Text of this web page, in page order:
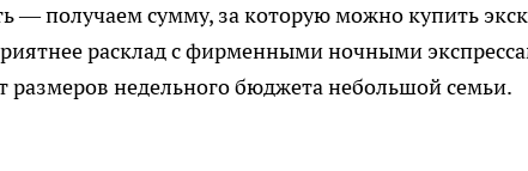
— получаем сумму, за которую можно купить
расклад с фирменными ночными
размеров недельного бюджета небольшой семьи.